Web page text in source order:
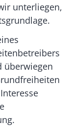
unterliegen,
überwiegen